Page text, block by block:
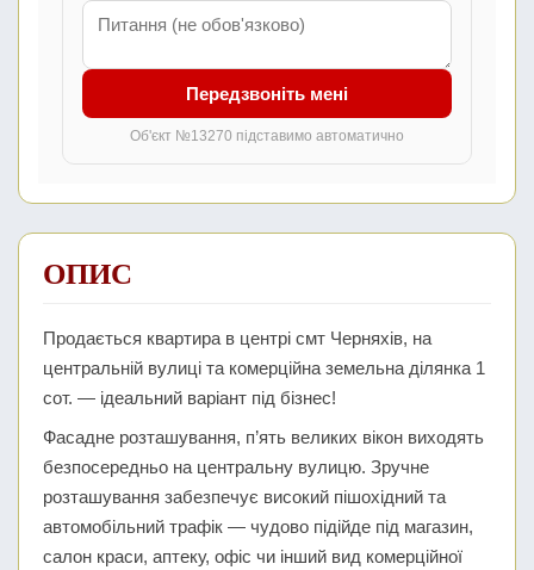
Передзвоніть мені
Об'єкт №13270 підставимо автоматично
ОПИС
Продається квартира в центрі смт Черняхів, на
центральній вулиці та комерційна земельна ділянка 1
сот. — ідеальний варіант під бізнес!
Фасадне розташування, п’ять великих вікон виходять
безпосередньо на центральну вулицю. Зручне
розташування забезпечує високий пішохідний та
автомобільний трафік — чудово підійде під магазин,
салон краси, аптеку, офіс чи інший вид комерційної